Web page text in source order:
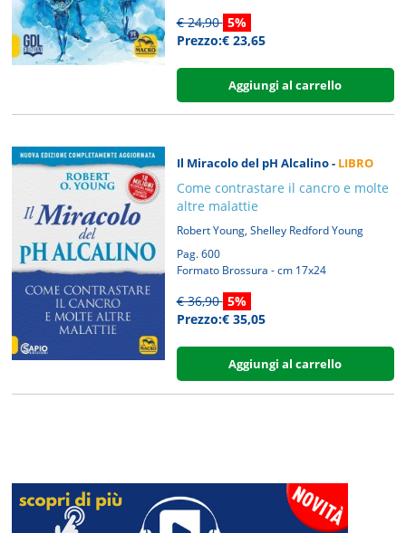
€ 24,90 5%
Prezzo:€ 23,65
Aggiungi al carrello
Il Miracolo del pH Alcalino - LIBRO
Come contrastare il cancro e molte
altre malattie
Robert Young, Shelley Redford Young
Pag. 600
Formato Brossura - cm 17x24
€ 36,90 5%
Prezzo:€ 35,05
Aggiungi al carrello